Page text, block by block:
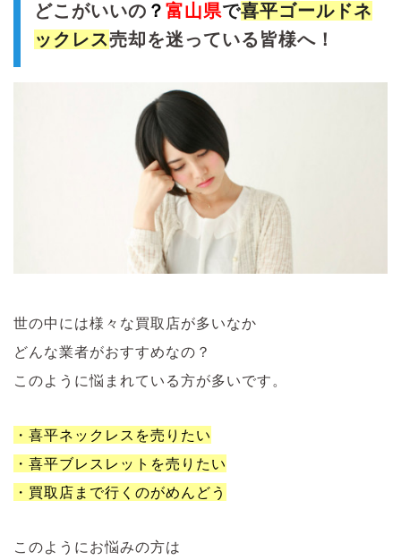
どこがいいの ？ 富山県で喜平ゴールドネ
ックレス売却を迷っている皆様へ！
世の中には様々な買取店が多いなか
どんな業者がおすすめなの？
このように悩まれている方が多いです。
・喜平ネックレスを売りたい
・喜平ブレスレットを売りたい
・買取店まで行くのがめんどう
このようにお悩みの方は